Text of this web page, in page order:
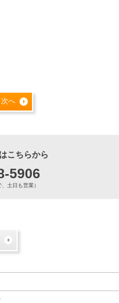
次へ
こちらから
5906
土日も営業）